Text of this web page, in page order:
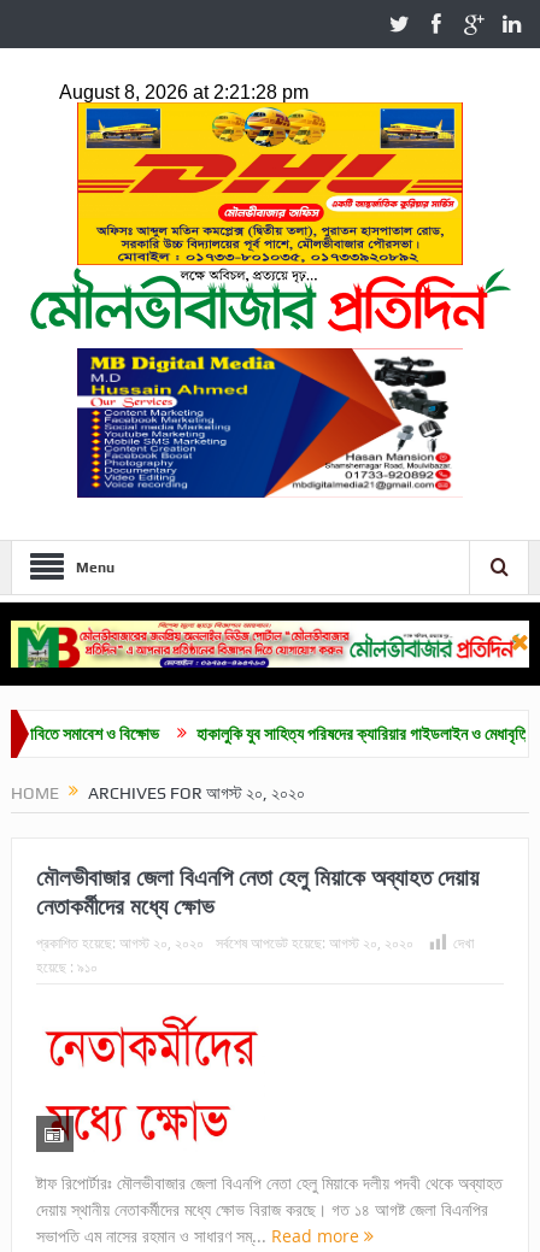
Menu
ও বিক্ষোভ হাকালুকি যুব সাহিত্য পরিষদের ক্যারিয়ার গাইডলাইন ও মেধাবৃত্তি প্রদান অনুষ্ঠান
HOME ARCHIVES FOR আগস্ট ২০, ২০২০
মৌলভীবাজার জেলা বিএনপি নেতা হেলু মিয়াকে অব্যাহত দেয়ায়
নেতাকর্মীদের মধ্যে ক্ষোভ
প্রকাশিত হয়েছে: আগস্ট ২০, ২০২০ সর্বশেষ আপডেট হয়েছে: আগস্ট ২০, ২০২০
দেখা
হয়েছে : ৯১০
ষ্টাফ রিপোর্টারঃ মৌলভীবাজার জেলা বিএনপি নেতা হেলু মিয়াকে দলীয় পদবী থেকে অব্যাহত
দেয়ায় স্থানীয় নেতাকর্মীদের মধ্যে ক্ষোভ বিরাজ করছে। গত ১৪ আগষ্ট জেলা বিএনপির
সভাপতি এম নাসের রহমান ও সাধারণ সম্... Read more